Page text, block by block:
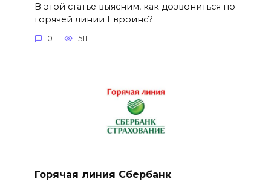
В этой статье выясним, как дозвониться по
горячей линии Евроинс?
0 511
Горячая линия Сбербанк